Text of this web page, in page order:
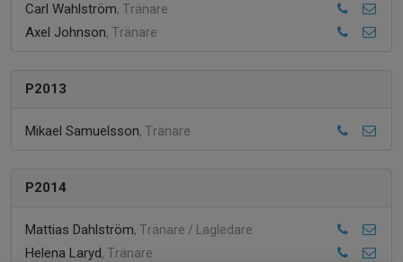
Carl Wahlström, Tränare
Axel Johnson, Tränare
P2013
Mikael Samuelsson, Tränare
P2014
Mattias Dahlström, Tränare / Lagledare
Helena Laryd, Tränare